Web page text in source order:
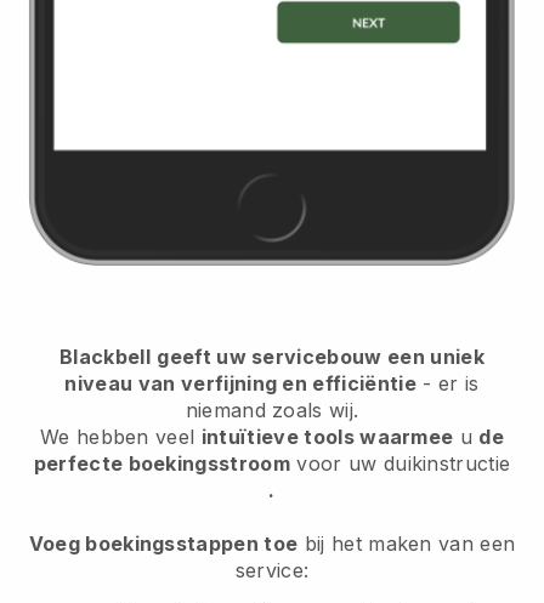
Blackbell geeft uw servicebouw een uniek
niveau van verfijning en efficiëntie- er is
niemand zoals wij.
We hebben veel intuïtieve tools waarmee u de
perfecte boekingsstroom voor uw duikinstructie
.
Voeg boekingsstappen toe bij het maken van een
service: